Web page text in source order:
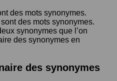
des mots synonymes.
sont des mots synonymes.
synonymes que l’on
des synonymes en
des synonymes